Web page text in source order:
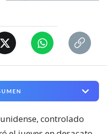
controlado